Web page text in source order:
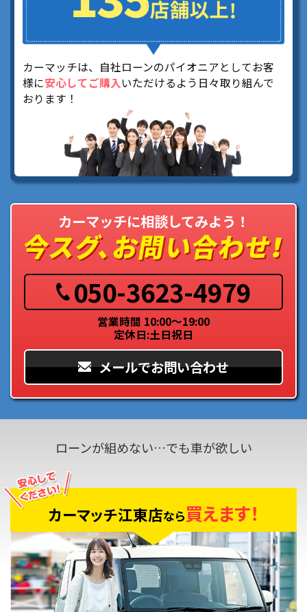
カーマッチは、自社ローンのパイオニアとしてお客
様に安心してご購入いただけるよう日々取り組んで
おります！
カーマッチに相談してみよう！
050-3623-4979
営業時間 10:00～19:00
定休日:土日祝日
メールでお問い合わせ
ローンが組めない…でも車が欲しい
カーマッチ江東店なら買えます！